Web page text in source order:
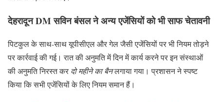
देहरादून DMसविन बंसलने अन्य एजेंसियों को भी साफ चेतावनी
पिटकुल के साथ-साथ यूपीसीएल और गेल जैसी एजेंसियों पर भी नियम तोड़ने
पर कार्रवाई की गई। रात की अनुमति में दिन में कार्य करने पर इन संस्थाओं
की अनुमति निरस्त कर दो महीने का बैनलगाया गया। प्रशासन ने स्पष्ट
किया कि सभी एजेंसियों के लिए नियम समान हैं।